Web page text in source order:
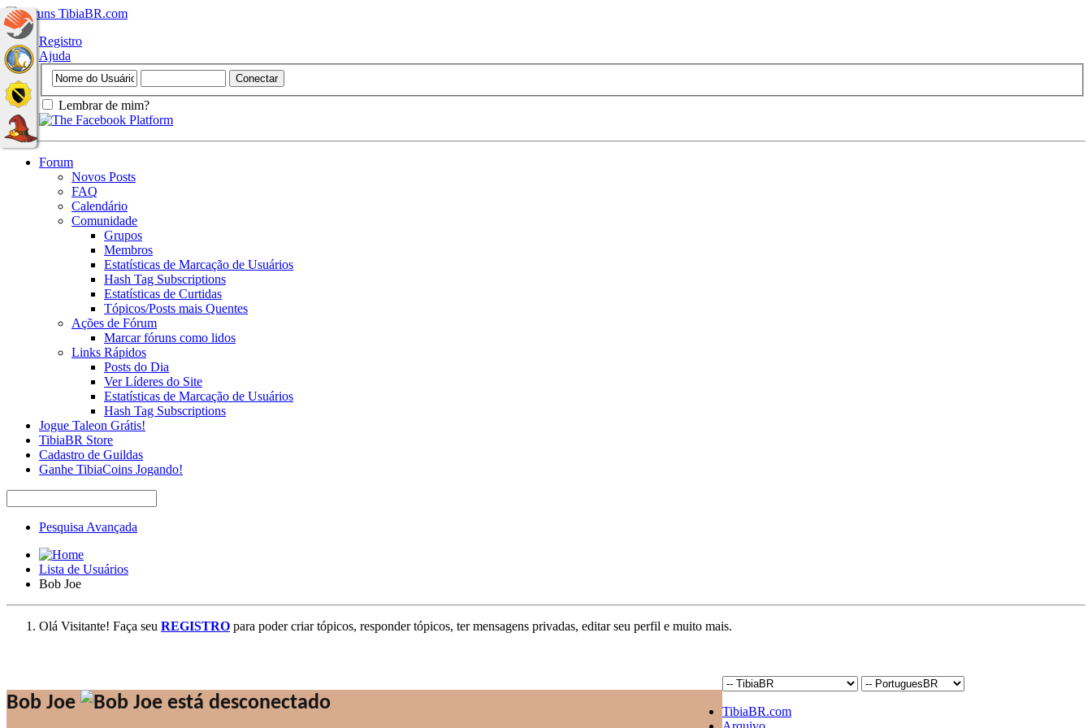
Registro
Ajuda
Lembrar de mim?
Forum
Novos Posts
FAQ
Calendário
Comunidade
Grupos
Membros
Estatísticas de Marcação de Usuários
Hash Tag Subscriptions
Estatísticas de Curtidas
Tópicos/Posts mais Quentes
Ações de Fórum
Marcar fóruns como lidos
Links Rápidos
Posts do Dia
Ver Líderes do Site
Estatísticas de Marcação de Usuários
Hash Tag Subscriptions
Jogue Taleon Grátis!
TibiaBR Store
Cadastro de Guildas
Ganhe TibiaCoins Jogando!
Pesquisa Avançada
Lista de Usuários
Bob Joe
Olá Visitante! Faça seu REGISTRO para poder criar tópicos, responder tópicos, ter mensagens privadas, editar seu perfil e muito mais.
Bob Joe
TibiaBR.com